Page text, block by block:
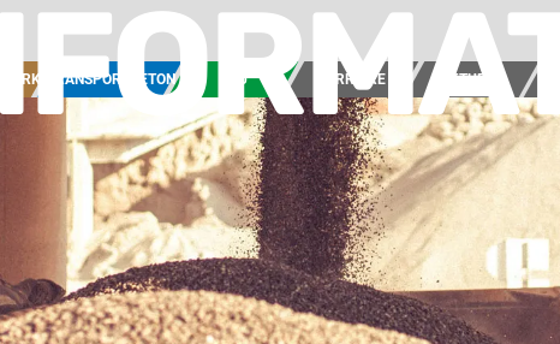
TRANSPORTBETON BAU KARRIERE AKTUELL